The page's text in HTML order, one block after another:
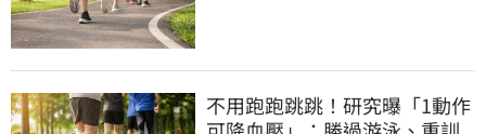
不用跑跑跳跳！研究曝「1動作